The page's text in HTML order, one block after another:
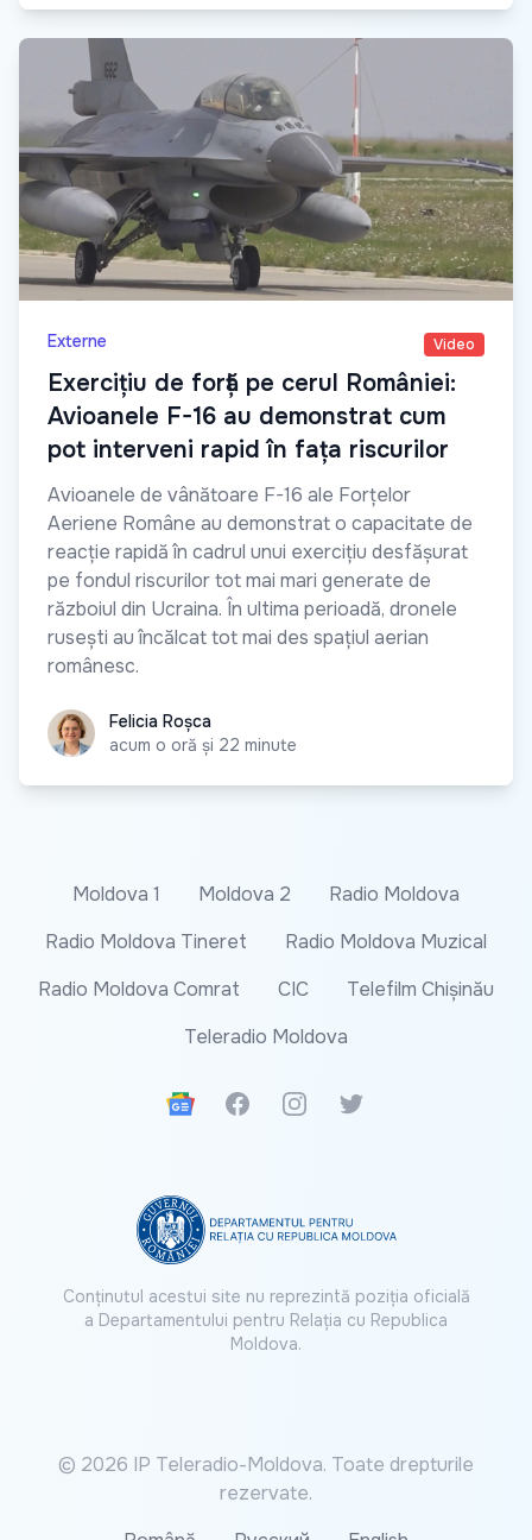
Externe Video
Exercițiu de forță pe cerul României:
Avioanele F-16 au demonstrat cum
pot interveni rapid în fața riscurilor
Avioanele de vânătoare F-16 ale Forțelor
Aeriene Române au demonstrat o capacitate de
reacție rapidă în cadrul unui exercițiu desfășurat
pe fondul riscurilor tot mai mari generate de
războiul din Ucraina. În ultima perioadă, dronele
rusești au încălcat tot mai des spațiul aerian
românesc.
Felicia RoșcaFelicia Roșca
acum o oră și 22 minute
Moldova 1 Moldova 2
Radio Moldova
Radio Moldova Tineret
Radio Moldova Muzical
Radio Moldova Comrat
CIC
Telefilm Chișinău
Teleradio Moldova
Google News
FacebookInstagramTwitter
Conținutul acestui site nu reprezintă poziția oficială
a Departamentului pentru Relația cu Republica
Moldova.
© 2026 IP Teleradio-Moldova. Toate drepturile
rezervate.